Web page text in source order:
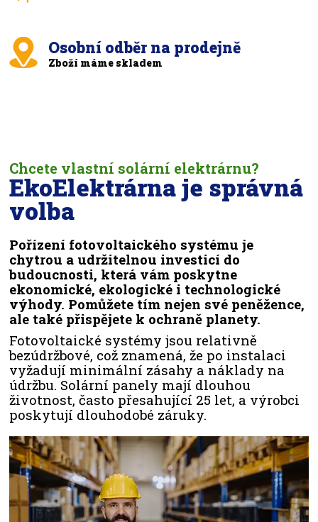
Osobní odběr na prodejně
Zboží máme skladem
Chcete vlastní solární elektrárnu?
EkoElektrárna je správná
volba
Pořízení fotovoltaického systému je
chytrou a udržitelnou investicí do
budoucnosti, která vám poskytne
ekonomické, ekologické i technologické
výhody. Pomůžete tím nejen své peněžence,
ale také přispějete k ochraně planety.
Fotovoltaické systémy jsou relativně
bezúdržbové, což znamená, že po instalaci
vyžadují minimální zásahy a náklady na
údržbu. Solární panely mají dlouhou
životnost, často přesahující 25 let, a výrobci
poskytují dlouhodobé záruky.